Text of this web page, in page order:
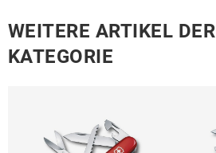
WEITERE ARTIKEL DER
KATEGORIE